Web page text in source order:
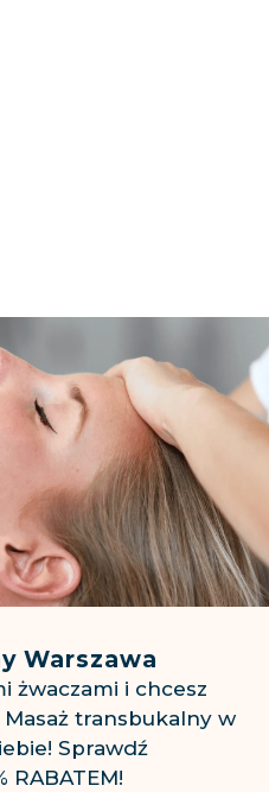
Warszawa
żwaczami i chcesz
transbukalny w
Sprawdź
RABATEM!